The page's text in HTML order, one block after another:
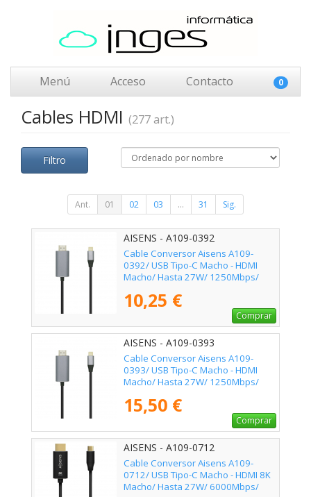
Menú Acceso Contacto 0
Cables HDMI (277 art.)
Filtro
Ant. 01 02 03 ... 31 Sig.
AISENS - A109-0392
Cable Conversor Aisens A109-
0392/ USB Tipo-C Macho - HDMI
Macho/ Hasta 27W/ 1250Mbps/
10,25 €
Comprar
AISENS - A109-0393
Cable Conversor Aisens A109-
0393/ USB Tipo-C Macho - HDMI
Macho/ Hasta 27W/ 1250Mbps/
15,50 €
Comprar
AISENS - A109-0712
Cable Conversor Aisens A109-
0712/ USB Tipo-C Macho - HDMI 8K
Macho/ Hasta 27W/ 6000Mbps/